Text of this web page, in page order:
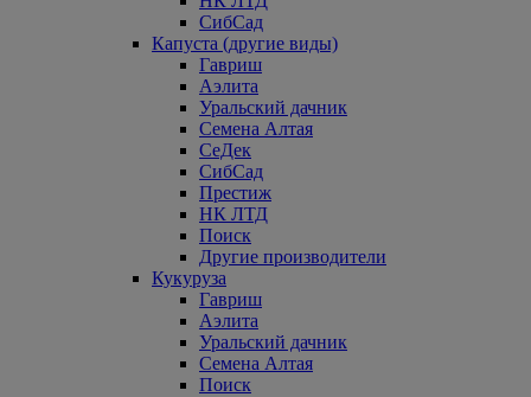
СибСад
Капуста (другие виды)
Гавриш
Аэлита
Уральский дачник
Семена Алтая
СеДек
СибСад
Престиж
НК ЛТД
Поиск
Другие производители
Кукуруза
Гавриш
Аэлита
Уральский дачник
Семена Алтая
Поиск